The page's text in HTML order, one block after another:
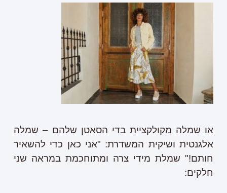
או שמלה מקולקציית בדי הסאטן שלהם – שמלה
אלגנטית ושיקית המשדרת: "אני כאן כדי להשאיר
חותם!" שמלת מידי צרה ומתוחכמת במראה שני
חלקים: